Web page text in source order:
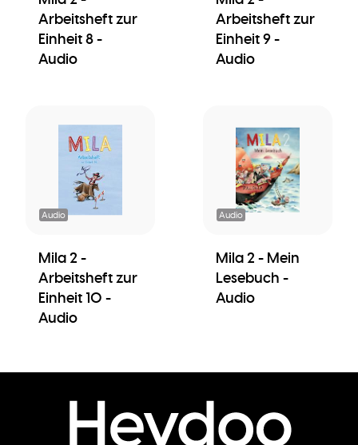
Arbeitsheft zur
Einheit 8 -
Audio
Arbeitsheft zur
Einheit 9 -
Audio
Audio
Mila 2 -
Arbeitsheft zur
Einheit 10 -
Audio
Audio
Mila 2 - Mein
Lesebuch -
Audio